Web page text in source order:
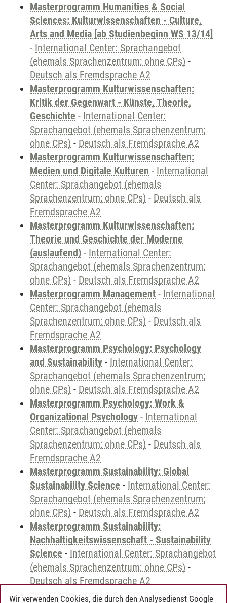
Masterprogramm Humanities & Social
Sciences: Kulturwissenschaften - Culture,
Arts and Media [ab Studienbeginn WS 13/14]
- International Center: Sprachangebot
(ehemals Sprachenzentrum; ohne CPs) -
Deutsch als Fremdsprache A2
Masterprogramm Kulturwissenschaften:
Kritik der Gegenwart - Künste, Theorie,
Geschichte - International Center:
Sprachangebot (ehemals Sprachenzentrum;
ohne CPs) - Deutsch als Fremdsprache A2
Masterprogramm Kulturwissenschaften:
Medien und Digitale Kulturen - International
Center: Sprachangebot (ehemals
Sprachenzentrum; ohne CPs) - Deutsch als
Fremdsprache A2
Masterprogramm Kulturwissenschaften:
Theorie und Geschichte der Moderne
(auslaufend) - International Center:
Sprachangebot (ehemals Sprachenzentrum;
ohne CPs) - Deutsch als Fremdsprache A2
Masterprogramm Management - International
Center: Sprachangebot (ehemals
Sprachenzentrum; ohne CPs) - Deutsch als
Fremdsprache A2
Masterprogramm Psychology: Psychology
and Sustainability - International Center:
Sprachangebot (ehemals Sprachenzentrum;
ohne CPs) - Deutsch als Fremdsprache A2
Masterprogramm Psychology: Work &
Organizational Psychology - International
Center: Sprachangebot (ehemals
Sprachenzentrum; ohne CPs) - Deutsch als
Fremdsprache A2
Masterprogramm Sustainability: Global
Sustainability Science - International Center:
Sprachangebot (ehemals Sprachenzentrum;
ohne CPs) - Deutsch als Fremdsprache A2
Masterprogramm Sustainability:
Nachhaltigkeitswissenschaft - Sustainability
Science - International Center: Sprachangebot
(ehemals Sprachenzentrum; ohne CPs) -
Deutsch als Fremdsprache A2
zusätzliche Angebote- International Center:
Wir verwenden Cookies, die durch den Analysedienst Google